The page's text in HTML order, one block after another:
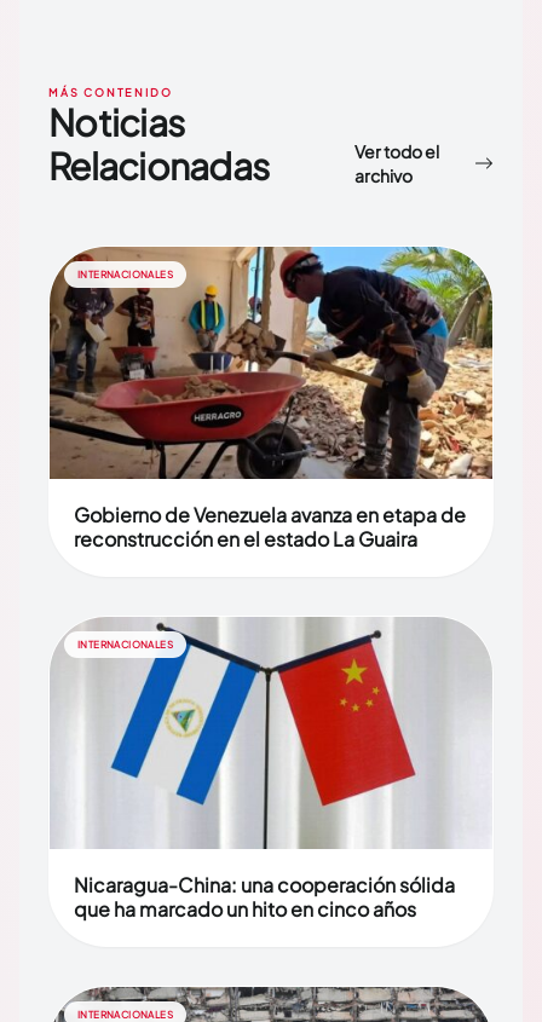
MÁS CONTENIDO
Noticias
Relacionadas
Ver todo el
archivo
INTERNACIONALES
Gobierno de Venezuela avanza en etapa de
reconstrucción en el estado La Guaira
INTERNACIONALES
Nicaragua-China: una cooperación sólida
que ha marcado un hito en cinco años
INTERNACIONALES